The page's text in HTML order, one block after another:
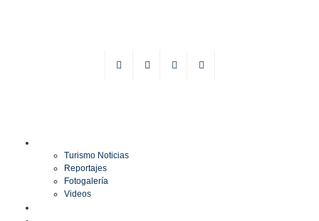
Turismo Noticias
Reportajes
Fotogalería
Videos